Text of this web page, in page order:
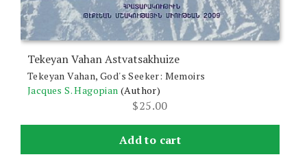
Tekeyan Vahan Astvatsakhuize
Tekeyan Vahan, God's Seeker: Memoirs
Jacques S. Hagopian (Author)
$25.00
Add to cart